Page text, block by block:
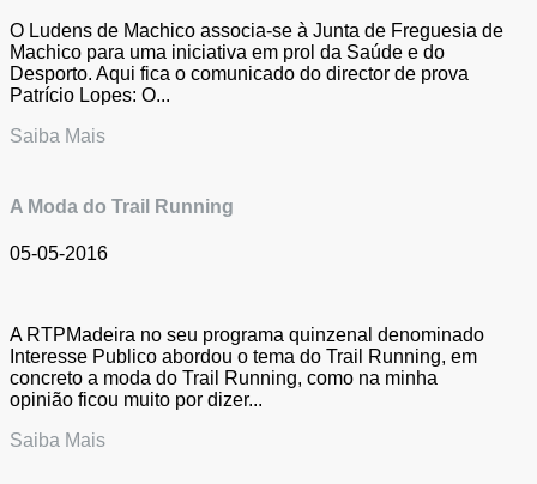
O Ludens de Machico associa-se à Junta de Freguesia de
Machico para uma iniciativa em prol da Saúde e do
Desporto. Aqui fica o comunicado do director de prova
Patrício Lopes: O...
Saiba Mais
A Moda do Trail Running
05-05-2016
A RTPMadeira no seu programa quinzenal denominado
Interesse Publico abordou o tema do Trail Running, em
concreto a moda do Trail Running, como na minha
opinião ficou muito por dizer...
Saiba Mais